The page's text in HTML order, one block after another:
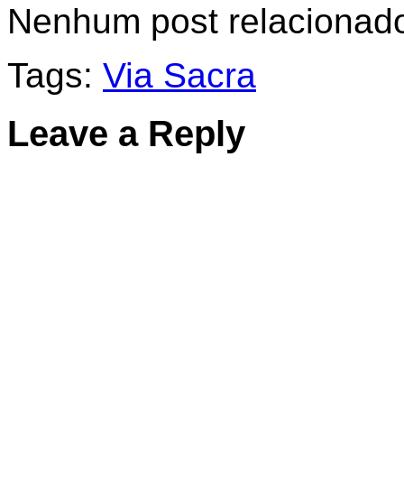
Nenhum post
Tags: Via Sacra
Leave a Reply